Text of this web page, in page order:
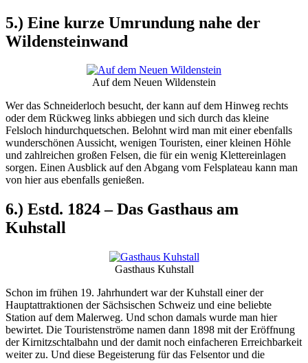
5.) Eine kurze Umrundung nahe der
Wildensteinwand
Auf dem Neuen Wildenstein
Wer das Schneiderloch besucht, der kann auf dem Hinweg rechts
oder dem Rückweg links abbiegen und sich durch das kleine
Felsloch hindurchquetschen. Belohnt wird man mit einer ebenfalls
wunderschönen Aussicht, wenigen Touristen, einer kleinen Höhle
und zahlreichen großen Felsen, die für ein wenig Klettereinlagen
sorgen. Einen Ausblick auf den Abgang vom Felsplateau kann man
von hier aus ebenfalls genießen.
6.) Estd. 1824 – Das Gasthaus am
Kuhstall
Gasthaus Kuhstall
Schon im frühen 19. Jahrhundert war der Kuhstall einer der
Hauptattraktionen der Sächsischen Schweiz und eine beliebte
Station auf dem Malerweg. Und schon damals wurde man hier
bewirtet. Die Touristenströme namen dann 1898 mit der Eröffnung
der Kirnitzschtalbahn und der damit noch einfacheren Erreichbarkeit
weiter zu. Und diese Begeisterung für das Felsentor und die